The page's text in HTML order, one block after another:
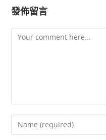
發佈留言
Comment
Enter
your